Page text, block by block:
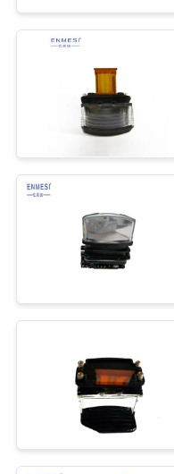
BIR
TEKLIF
SHOPPING
ONLINE
HARITASI
GIZLILIK
VR
Mikro